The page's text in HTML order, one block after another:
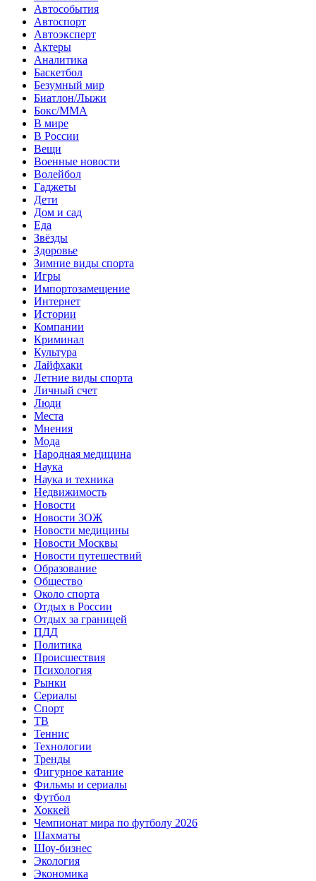
Автособытия
Автоспорт
Автоэксперт
Актеры
Аналитика
Баскетбол
Безумный мир
Биатлон/Лыжи
Бокс/MMA
В мире
В России
Вещи
Военные новости
Волейбол
Гаджеты
Дети
Дом и сад
Еда
Звёзды
Здоровье
Зимние виды спорта
Игры
Импортозамещение
Интернет
Истории
Компании
Криминал
Культура
Лайфхаки
Летние виды спорта
Личный счет
Люди
Места
Мнения
Мода
Народная медицина
Наука
Наука и техника
Недвижимость
Новости
Новости ЗОЖ
Новости медицины
Новости Москвы
Новости путешествий
Образование
Общество
Около спорта
Отдых в России
Отдых за границей
ПДД
Политика
Происшествия
Психология
Рынки
Сериалы
Спорт
ТВ
Теннис
Технологии
Тренды
Фигурное катание
Фильмы и сериалы
Футбол
Хоккей
Чемпионат мира по футболу 2026
Шахматы
Шоу-бизнес
Экология
Экономика